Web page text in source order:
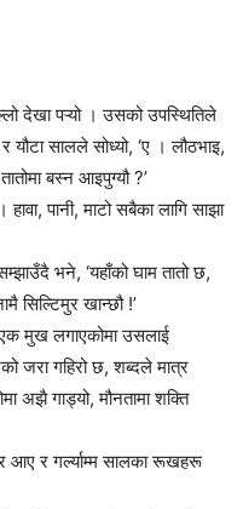
देखा पऱ्यो । उसको उपस्थितिले
सालले सोध्यो, ‘ए । लौठभाइ,
बस्न आइपुग्यौ ?’
पानी, माटो सबैका लागि साझा
भने, ‘यहाँको घाम तातो छ,
सिल्टिमुर खान्छौ !’
मुख लगाएकोमा उसलाई
जरा गहिरो छ, शब्दले मात्र
अझै गाड्यो, मौनतामा शक्ति
आए र गर्ल्याम्म सालका रूखहरू